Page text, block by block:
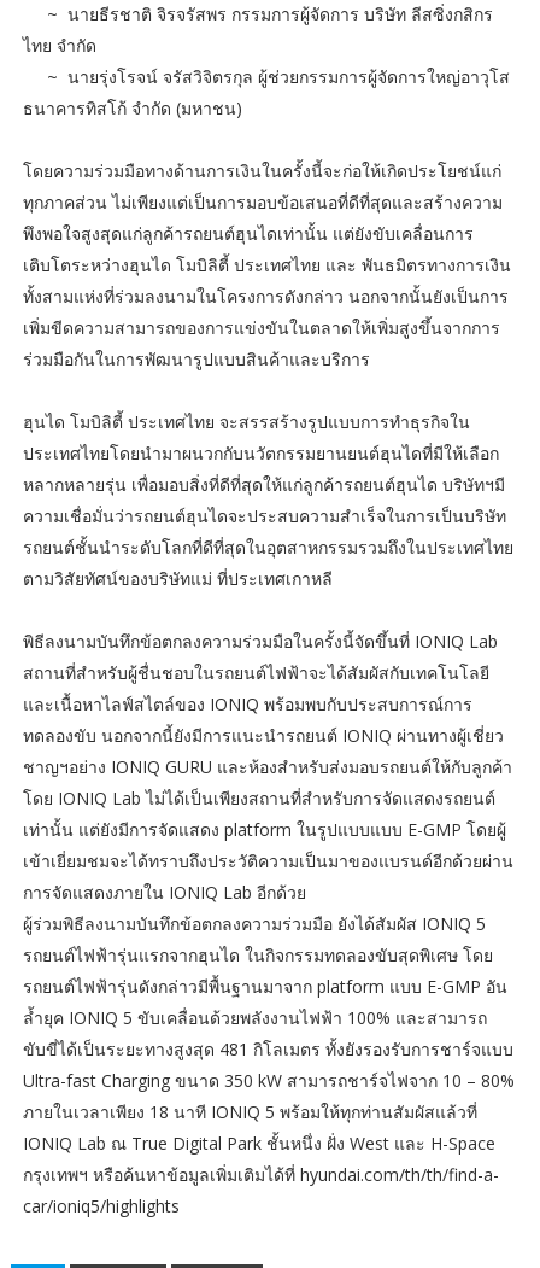
~ นายธีรชาติ จิรจรัสพร กรรมการผู้จัดการ บริษัท ลีสซิ่งกสิกร
ไทย จำกัด
~ นายรุ่งโรจน์ จรัสวิจิตรกุล ผู้ช่วยกรรมการผู้จัดการใหญ่อาวุโส
ธนาคารทิสโก้ จํากัด (มหาชน)
โดยความร่วมมือทางด้านการเงินในครั้งนี้จะก่อให้เกิดประโยชน์แก่
ทุกภาคส่วน ไม่เพียงแต่เป็นการมอบข้อเสนอที่ดีที่สุดและสร้างความ
พึงพอใจสูงสุดแก่ลูกค้ารถยนต์ฮุนไดเท่านั้น แต่ยังขับเคลื่อนการ
เติบโตระหว่างฮุนได โมบิลิตี้ ประเทศไทย และ พันธมิตรทางการเงิน
ทั้งสามแห่งที่ร่วมลงนามในโครงการดังกล่าว นอกจากนั้นยังเป็นการ
เพิ่มขีดความสามารถของการแข่งขันในตลาดให้เพิ่มสูงขึ้นจากการ
ร่วมมือกันในการพัฒนารูปแบบสินค้าและบริการ
ฮุนได โมบิลิตี้ ประเทศไทย จะสรรสร้างรูปแบบการทำธุรกิจใน
ประเทศไทยโดยนำมาผนวกกับนวัตกรรมยานยนต์ฮุนไดที่มีให้เลือก
หลากหลายรุ่น เพื่อมอบสิ่งที่ดีที่สุดให้แก่ลูกค้ารถยนต์ฮุนได บริษัทฯมี
ความเชื่อมั่นว่ารถยนต์ฮุนไดจะประสบความสำเร็จในการเป็นบริษัท
รถยนต์ชั้นนำระดับโลกที่ดีที่สุดในอุตสาหกรรมรวมถึงในประเทศไทย
ตามวิสัยทัศน์ของบริษัทแม่ ที่ประเทศเกาหลี
พิธีลงนามบันทึกข้อตกลงความร่วมมือในครั้งนี้จัดขึ้นที่ IONIQ Lab
สถานที่สำหรับผู้ชื่นชอบในรถยนต์ไฟฟ้าจะได้สัมผัสกับเทคโนโลยี
และเนื้อหาไลฟ์สไตล์ของ IONIQ พร้อมพบกับประสบการณ์การ
ทดลองขับ นอกจากนี้ยังมีการแนะนำรถยนต์ IONIQ ผ่านทางผู้เชี่ยว
ชาญฯอย่าง IONIQ GURU และห้องสำหรับส่งมอบรถยนต์ให้กับลูกค้า
โดย IONIQ Lab ไม่ได้เป็นเพียงสถานที่สำหรับการจัดแสดงรถยนต์
เท่านั้น แต่ยังมีการจัดแสดง platform ในรูปแบบแบบ E-GMP โดยผู้
เข้าเยี่ยมชมจะได้ทราบถึงประวัติความเป็นมาของแบรนด์อีกด้วยผ่าน
การจัดแสดงภายใน IONIQ Lab อีกด้วย
ผู้ร่วมพิธีลงนามบันทึกข้อตกลงความร่วมมือ ยังได้สัมผัส IONIQ 5
รถยนต์ไฟฟ้ารุ่นแรกจากฮุนได ในกิจกรรมทดลองขับสุดพิเศษ โดย
รถยนต์ไฟฟ้ารุ่นดังกล่าวมีพื้นฐานมาจาก platform แบบ E-GMP อัน
ล้ำยุค IONIQ 5 ขับเคลื่อนด้วยพลังงานไฟฟ้า 100% และสามารถ
ขับขี่ได้เป็นระยะทางสูงสุด 481 กิโลเมตร ทั้งยังรองรับการชาร์จแบบ
Ultra-fast Charging ขนาด 350 kW สามารถชาร์จไฟจาก 10 – 80%
ภายในเวลาเพียง 18 นาที IONIQ 5 พร้อมให้ทุกท่านสัมผัสแล้วที่
IONIQ Lab ณ True Digital Park ชั้นหนึ่ง ฝั่ง West และ H-Space
กรุงเทพฯ หรือค้นหาข้อมูลเพิ่มเติมได้ที่ hyundai.com/th/th/find-a-
car/ioniq5/highlights